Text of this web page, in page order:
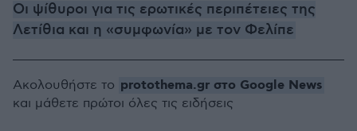
Οι ψίθυροι για τις ερωτικές περιπέτειες της
Λετίθια και η «συμφωνία» με τον Φελίπε
Ακολουθήστε το protothema.gr στο Google News
και μάθετε πρώτοι όλες τις ειδήσεις